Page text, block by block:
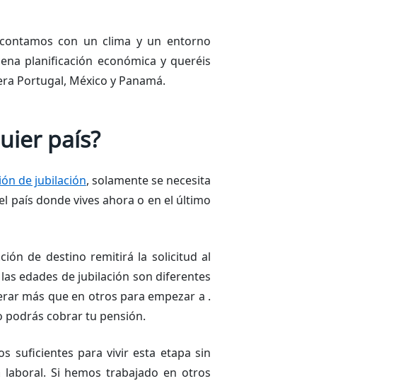
con un clima y un entorno
planificación económica y queréis
Portugal, México y Panamá.
país?
de jubilación, solamente se necesita
país donde vives ahora o en el último
de destino remitirá la solicitud al
edades de jubilación son diferentes
más que en otros para empezar a .
podrás cobrar tu pensión.
suficientes para vivir esta etapa sin
Si hemos trabajado en otros